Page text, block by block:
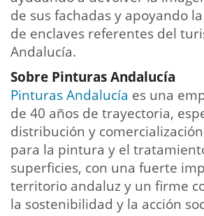
de sus fachadas y apoyando
de enclaves referentes del
Andalucía.
Sobre Pinturas Andalucía
Pinturas Andalucía es una
de 40 años de trayectoria,
distribución y
para la pintura y el
superficies, con una fuerte
territorio andaluz y un firme
la sostenibilidad y la acción